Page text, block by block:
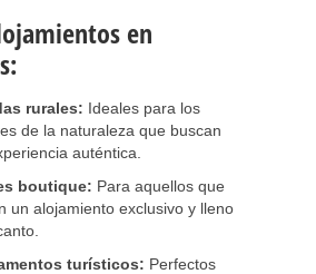
en
rurales: Ideales para los
de la naturaleza que buscan
auténtica.
boutique: Para aquellos que
un alojamiento exclusivo y lleno
turísticos: Perfectos